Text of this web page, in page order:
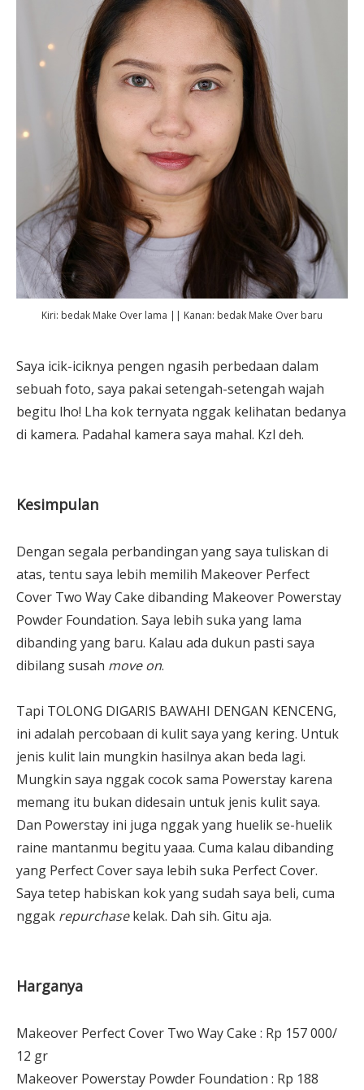
Kiri: bedak Make Over lama || Kanan: bedak Make Over baru
Saya icik-iciknya pengen ngasih perbedaan dalam
sebuah foto, saya pakai setengah-setengah wajah
begitu lho! Lha kok ternyata nggak kelihatan bedanya
di kamera. Padahal kamera saya mahal. Kzl deh.
Kesimpulan
Dengan segala perbandingan yang saya tuliskan di
atas, tentu saya lebih memilih Makeover Perfect
Cover Two Way Cake dibanding Makeover Powerstay
Powder Foundation. Saya lebih suka yang lama
dibanding yang baru. Kalau ada dukun pasti saya
dibilang susah move on.
Tapi TOLONG DIGARIS BAWAHI DENGAN KENCENG,
ini adalah percobaan di kulit saya yang kering. Untuk
jenis kulit lain mungkin hasilnya akan beda lagi.
Mungkin saya nggak cocok sama Powerstay karena
memang itu bukan didesain untuk jenis kulit saya.
Dan Powerstay ini juga nggak yang huelik se-huelik
raine mantanmu begitu yaaa. Cuma kalau dibanding
yang Perfect Cover saya lebih suka Perfect Cover.
Saya tetep habiskan kok yang sudah saya beli, cuma
nggak repurchasekelak. Dah sih. Gitu aja.
Harganya
Makeover Perfect Cover Two Way Cake : Rp 157 000/
12 gr
Makeover Powerstay Powder Foundation : Rp 188